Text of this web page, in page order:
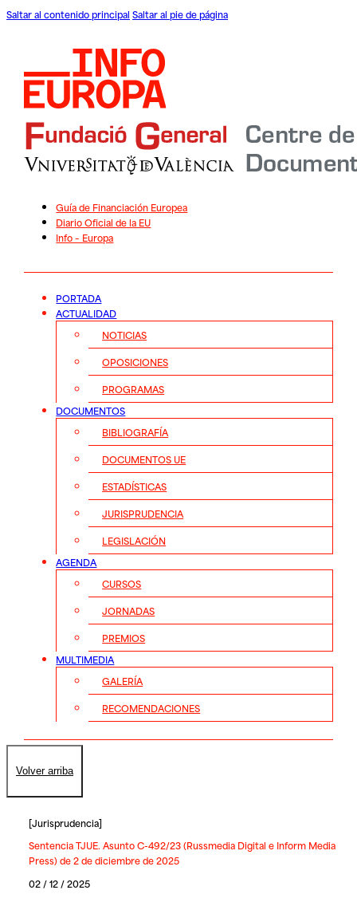
Saltar al contenido principal Saltar al pie de página
Guía de Financiación Europea
Diario Oficial de la EU
Info – Europa
PORTADA
ACTUALIDAD
NOTICIAS
OPOSICIONES
PROGRAMAS
DOCUMENTOS
BIBLIOGRAFÍA
DOCUMENTOS UE
ESTADÍSTICAS
JURISPRUDENCIA
LEGISLACIÓN
AGENDA
CURSOS
JORNADAS
PREMIOS
MULTIMEDIA
GALERÍA
RECOMENDACIONES
Volver arriba
[Jurisprudencia]
Sentencia TJUE. Asunto C-492/23 (Russmedia Digital e Inform Media
Press) de 2 de diciembre de 2025
02 / 12 / 2025